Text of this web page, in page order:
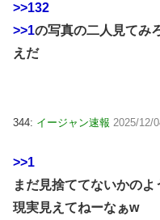
>>132
>>1の写真の二人見てみ
えだ
344: イージャン速報 2025/12/
>>1
まだ見捨ててないかの
現実見えてねーなぁw